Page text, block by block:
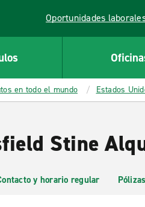
Oportunidades
Link opens in a new
en todo el mundo Estados
Stine
y horario regular Pólizas